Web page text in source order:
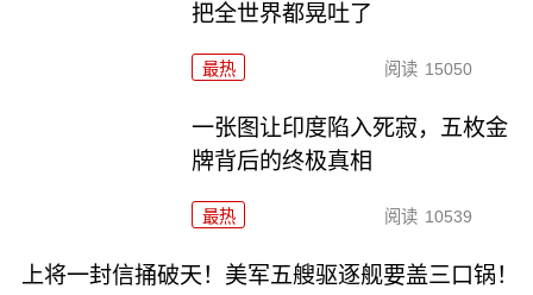
把全世界都晃吐了
最热 阅读 15050
一张图让印度陷入死寂，五枚金
牌背后的终极真相
最热 阅读 10539
上将一封信捅破天！美军五艘驱逐舰要盖三口锅！